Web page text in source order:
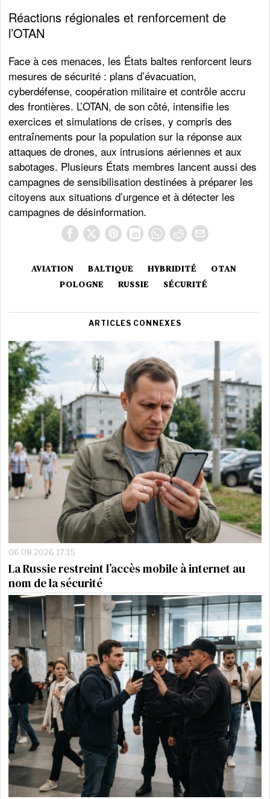
Réactions régionales et renforcement de
l’OTAN
Face à ces menaces, les États baltes renforcent leurs
mesures de sécurité : plans d’évacuation,
cyberdéfense, coopération militaire et contrôle accru
des frontières. L’OTAN, de son côté, intensifie les
exercices et simulations de crises, y compris des
entraînements pour la population sur la réponse aux
attaques de drones, aux intrusions aériennes et aux
sabotages. Plusieurs États membres lancent aussi des
campagnes de sensibilisation destinées à préparer les
citoyens aux situations d’urgence et à détecter les
campagnes de désinformation.
AVIATION BALTIQUE HYBRIDITÉ
OTAN
POLOGNE
RUSSIE SÉCURITÉ
ARTICLES CONNEXES
06.08.2026 17:15
La Russie restreint l’accès mobile à internet au
nom de la sécurité